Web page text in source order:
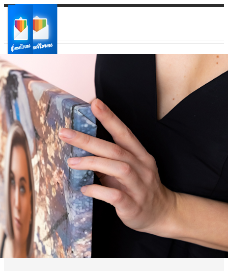
Ваш город:
Ваш регион доставки
Выберите из списка: